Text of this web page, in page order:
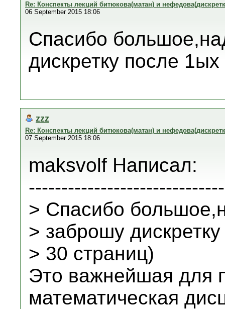
Re: Конспекты лекций битюкова(матан) и
06 September 2015 18:06
Спасибо
дискретку после
zzz
Re: Конспекты лекций битюкова(матан) и
07 September 2015 18:06
maksvolf Написал:
> Спасибо
> заброшу
> 30 страниц)
Это важнейшая для
математическая